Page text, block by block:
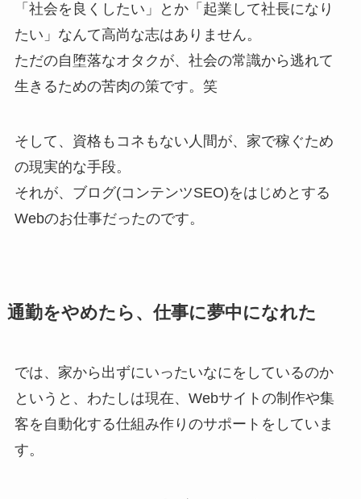
「社会を良くしたい」とか「起業して社長になり
たい」なんて高尚な志はありません。
ただの自堕落なオタクが、社会の常識から逃れて
生きるための苦肉の策です。笑
そして、資格もコネもない人間が、家で稼ぐため
の現実的な手段。
それが、ブログ(コンテンツSEO)をはじめとする
Webのお仕事だったのです。
通勤をやめたら、仕事に夢中になれた
では、家から出ずにいったいなにをしているのか
というと、わたしは現在、Webサイトの制作や集
客を自動化する仕組み作りのサポートをしていま
す。